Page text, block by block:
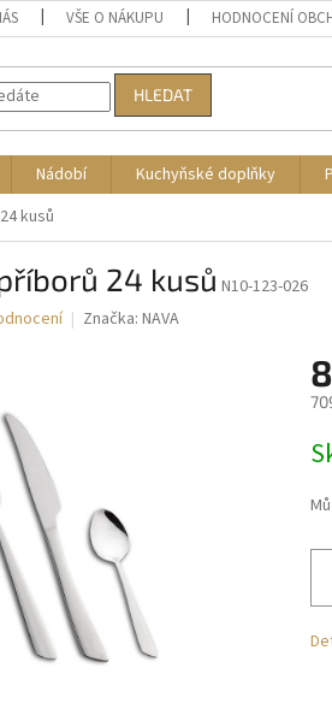
VŠE O NÁKUPU HODNOCENÍ
HLEDAT
Nádobí Kuchyňské doplňky
kusů
24 kusů N10-123-026
Značka: NAVA